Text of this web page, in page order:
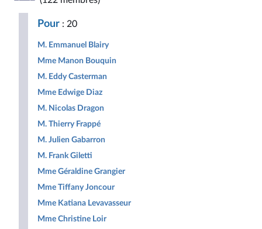
Républicaine
Pour : 20
M. Emmanuel Blairy
Mme Manon Bouquin
M. Eddy Casterman
Mme Edwige Diaz
M. Nicolas Dragon
M. Thierry Frappé
M. Julien Gabarron
M. Frank Giletti
Mme Géraldine Grangier
Mme Tiffany Joncour
Mme Katiana Levavasseur
Mme Christine Loir